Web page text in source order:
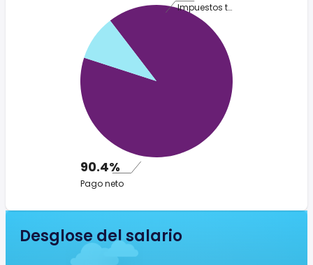
Impuestos totales
90.4%
Pago neto
Desglose del salario